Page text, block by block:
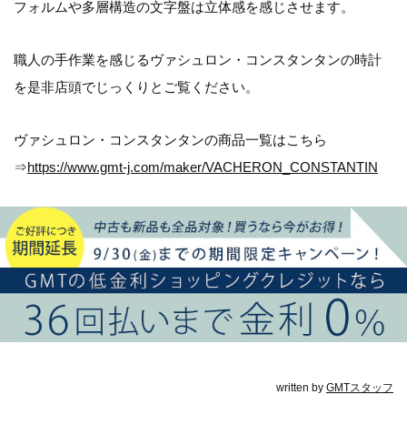
フォルムや多層構造の文字盤は立体感を感じさせます。
職人の手作業を感じるヴァシュロン・コンスタンタンの時計
を是非店頭でじっくりとご覧ください。
ヴァシュロン・コンスタンタンの商品一覧はこちら
⇒https://www.gmt-j.com/maker/VACHERON_CONSTANTIN
written by GMTスタッフ